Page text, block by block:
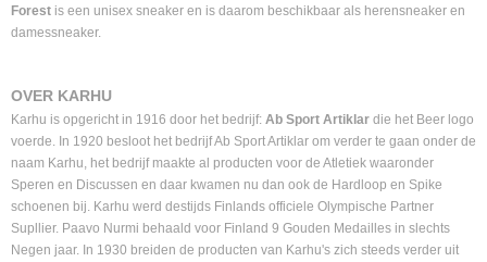
Forest is een unisex sneaker en is daarom beschikbaar als herensneaker en
damessneaker.
OVER KARHU
Karhu is opgericht in 1916 door het bedrijf: Ab Sport Artiklar die het Beer logo
voerde. In 1920 besloot het bedrijf Ab Sport Artiklar om verder te gaan onder de
naam Karhu, het bedrijf maakte al producten voor de Atletiek waaronder
Speren en Discussen en daar kwamen nu dan ook de Hardloop en Spike
schoenen bij. Karhu werd destijds Finlands officiele Olympische Partner
Supllier. Paavo Nurmi behaald voor Finland 9 Gouden Medailles in slechts
Negen jaar. In 1930 breiden de producten van Karhu's zich steeds verder uit